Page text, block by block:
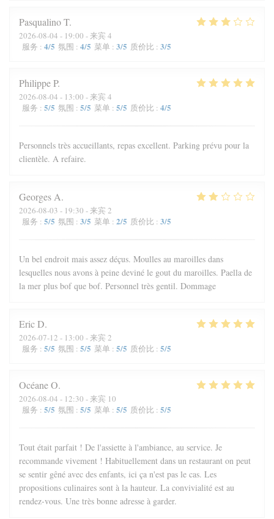
PasqualinoT
2026-08-04 - 19:00 - 来宾 4
服务 : 4/5 氛围 : 4/5 菜单 : 3/5 质价比 : 3/5
PhilippeP
2026-08-04 - 13:00 - 来宾 4
服务 : 5/5 氛围 : 5/5 菜单 : 5/5 质价比 : 4/5
Personnels très accueillants, repas excellent. Parking prévu pour la
clientèle. A refaire.
Georges A
2026-08-03 - 19:30 - 来宾 2
服务 : 5/5 氛围 : 3/5 菜单 : 2/5 质价比 : 3/5
Un bel endroit mais assez déçus. Moulles au maroilles dans
lesquelles nous avons à peine deviné le gout du maroilles. Paella de
la mer plus bof que bof. Personnel très gentil. Dommage
EricD
2026-07-12 - 13:00 - 来宾 2
服务 : 5/5 氛围 : 5/5 菜单 : 5/5 质价比 : 5/5
OcéaneO
2026-08-04 - 12:30 - 来宾 10
服务 : 5/5 氛围 : 5/5 菜单 : 5/5 质价比 : 5/5
Tout était parfait ! De l'assiette à l'ambiance, au service. Je
recommande vivement ! Habituellement dans un restaurant on peut
se sentir gêné avec des enfants, ici ça n'est pas le cas. Les
propositions culinaires sont à la hauteur. La convivialité est au
rendez-vous. Une très bonne adresse à garder.